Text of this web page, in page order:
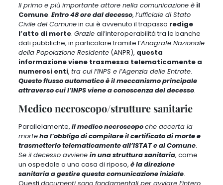
Il primo e più importante attore nella comunicazione è il
Comune. Entro 48 ore dal decesso, l’ufficiale di Stato
Civile del Comunein cui è avvenuto il trapasso redige
l’atto di morte. Grazie all’interoperabilità tra le banche
dati pubbliche, in particolare tramite l’Anagrafe Nazionale
della Popolazione Residente(ANPR), questa
informazione viene trasmessa telematicamente a
numerosi enti, tra cui l’INPS e l’Agenzia delle Entrate.
Questo flusso automatico è il meccanismo principale
attraverso cui l’INPS viene a conoscenza del decesso.
Medico necroscopo/strutture sanitarie
Parallelamente, il medico necroscopoche accerta la
morteha l’obbligo di compilare il certificato di morte e
trasmetterlo telematicamente all’ISTAT e al Comune.
Se il decesso avviene in una struttura sanitaria, come
un ospedale o una casa di riposo, è la direzione
sanitaria a gestire questa comunicazione iniziale.